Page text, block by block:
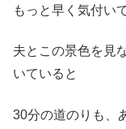
もっと早く気付い
夫とこの景色を見
いていると
30分の道のりも、